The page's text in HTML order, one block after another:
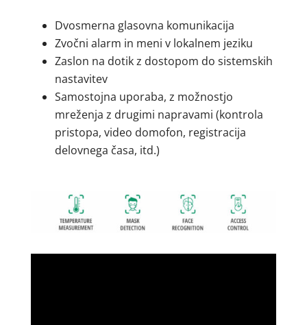
Dvosmerna glasovna komunikacija
Zvočni alarm in meni v lokalnem jeziku
Zaslon na dotik z dostopom do sistemskih
nastavitev
Samostojna uporaba, z možnostjo
mreženja z drugimi napravami (kontrola
pristopa, video domofon, registracija
delovnega časa, itd.)